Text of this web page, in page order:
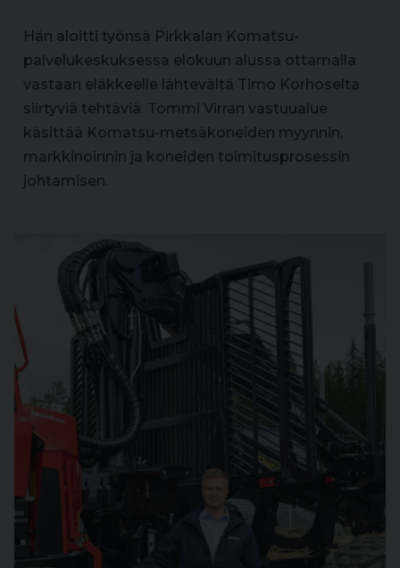
Hän aloitti työnsä Pirkkalan Komatsu-
palvelukeskuksessa elokuun alussa ottamalla
vastaan eläkkeelle lähtevältä Timo Korhoselta
siirtyviä tehtäviä. Tommi Virran vastuualue
käsittää Komatsu-metsäkoneiden myynnin,
markkinoinnin ja koneiden toimitusprosessin
johtamisen.